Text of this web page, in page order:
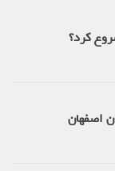
کرد؟
اصفهان